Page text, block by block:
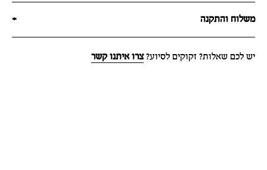
משלוח והתקנה +
יש לכם שאלות? זקוקים לסיוע?צרו איתנו קשר